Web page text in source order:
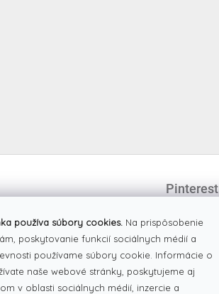
používa súbory cookies. Na prispôsobenie
poskytovanie funkcií sociálnych médií a
používame súbory cookie. Informácie o
naše webové stránky, poskytujeme aj
v oblasti sociálnych médií, inzercie a
Pinterest